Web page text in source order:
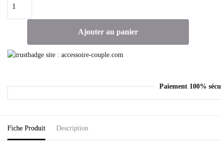
Ajouter au panier
Paiement 100%
Fiche Produit Description